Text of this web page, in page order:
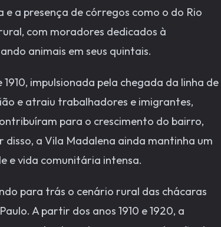
a presença de córregos como o do Rio
com moradores dedicados à
animais em seus quintais.
impulsionada pela chegada da linha de
e atraiu trabalhadores e imigrantes,
para o crescimento do bairro,
disso, a Vila Madalena ainda mantinha um
e vida comunitária intensa.
para trás o cenário rural das chácaras
A partir dos anos 1910 e 1920, a